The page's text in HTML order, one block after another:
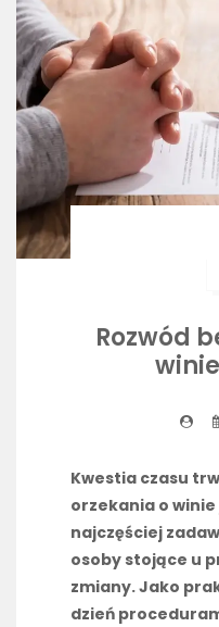
Rozwód
Kwestia czasu
orzekania o
najczęściej
osoby stojące u
zmiany. Jako
dzień